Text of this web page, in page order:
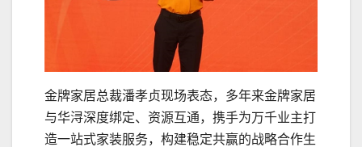
金牌家居总裁潘孝贞现场表态，多年来金牌家居
与华浔深度绑定、资源互通，携手为万千业主打
造一站式家装服务，构建稳定共赢的战略合作生